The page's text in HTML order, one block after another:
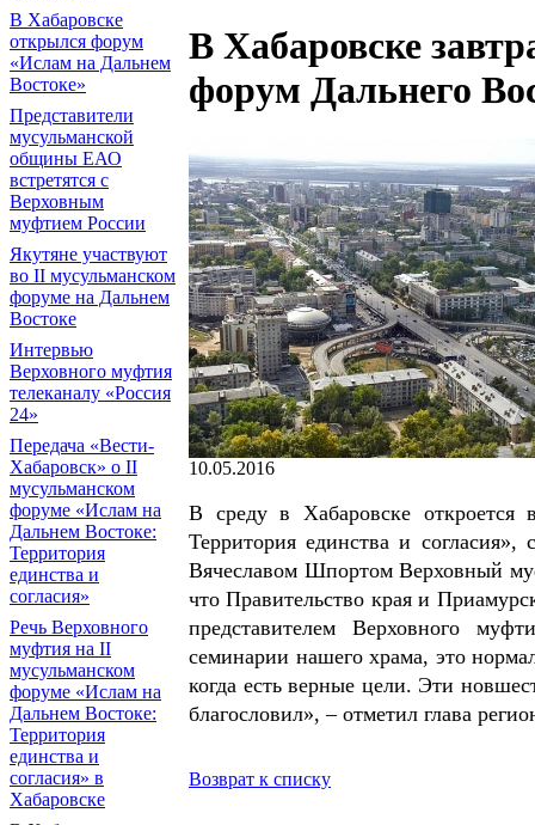
В Хабаровске
открылся форум
«Ислам на Дальнем
Востоке»
Представители
мусульманской
общины ЕАО
встретятся с
Верховным
муфтием России
Якутяне участвуют
во II мусульманском
форуме на Дальнем
Востоке
Интервью
Верховного муфтия
телеканалу «Россия
24»
Передача «Вести-
Хабаровск» о II
мусульманском
форуме «Ислам на
Дальнем Востоке:
Территория
единства и
согласия»
Речь Верховного
муфтия на II
мусульманском
форуме «Ислам на
Дальнем Востоке:
Территория
единства и
согласия» в
Хабаровске
В Хабаровске
форум Дальнего
10.05.2016
В среду в Хабаровске откроется
Территория единства и
Вячеславом Шпортом Верховный
что Правительство края и
представителем Верховного
семинарии нашего храма, это
когда есть верные цели. Эти
благословил», – отметил глава
Возврат к списку